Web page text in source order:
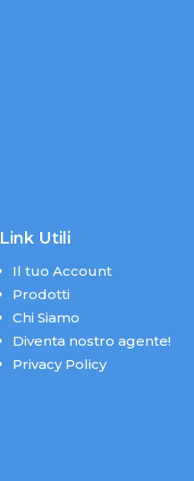
Link Utili
Il tuo Account
Prodotti
Chi Siamo
Diventa nostro agente!
Privacy Policy